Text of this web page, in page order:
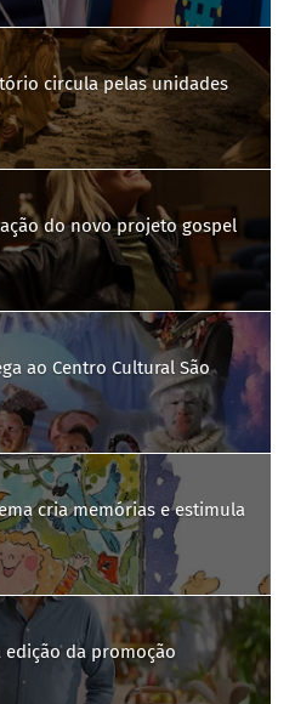
circula pelas unidades
do novo projeto gospel
ao Centro Cultural São
cria memórias e estimula
edição da promoção